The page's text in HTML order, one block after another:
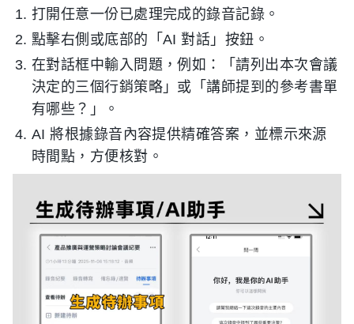
打開任意一份已處理完成的錄音記錄。
點擊右側或底部的「AI 對話」按鈕。
在對話框中輸入問題，例如：「請列出本次會議
決定的三個行銷策略」或「講師提到的參考書單
有哪些？」。
AI 將根據錄音內容提供精確答案，並標示來源
時間點，方便核對。